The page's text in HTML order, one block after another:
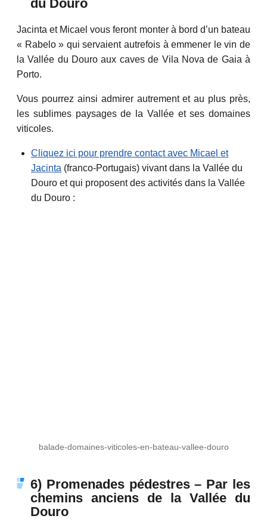
du Douro
Jacinta et Micael vous feront monter à bord d’un bateau
« Rabelo » qui servaient autrefois à emmener le vin de
la Vallée du Douro aux caves de Vila Nova de Gaia à
Porto.
Vous pourrez ainsi admirer autrement et au plus près,
les sublimes paysages de la Vallée et ses domaines
viticoles.
Cliquez ici pour prendre contact avec Micael et
Jacinta (franco-Portugais) vivant dans la Vallée du
Douro et qui proposent des activités dans la Vallée
du Douro :
balade-domaines-viticoles-en-bateau-vallee-douro
6) Promenades pédestres – Par les
chemins anciens de la Vallée du
Douro